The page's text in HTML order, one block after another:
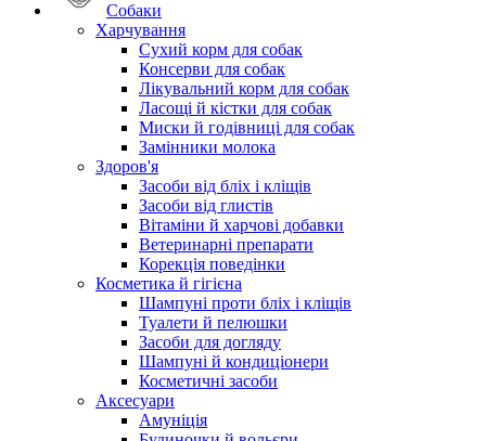
Собаки
Харчування
Сухий корм для собак
Консерви для собак
Лікувальний корм для собак
Ласощі й кістки для собак
Миски й годівниці для собак
Замінники молока
Здоров'я
Засоби від бліх і кліщів
Засоби від глистів
Вітаміни й харчові добавки
Ветеринарні препарати
Корекція поведінки
Косметика й гігієна
Шампуні проти бліх і кліщів
Туалети й пелюшки
Засоби для догляду
Шампуні й кондиціонери
Косметичні засоби
Аксесуари
Амуніція